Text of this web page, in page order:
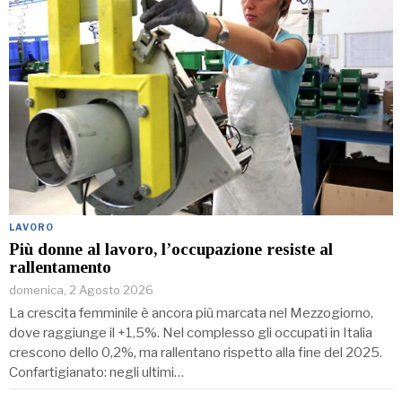
LAVORO
Più donne al lavoro, l’occupazione resiste al
rallentamento
domenica, 2 Agosto 2026
La crescita femminile è ancora più marcata nel Mezzogiorno,
dove raggiunge il +1,5%. Nel complesso gli occupati in Italia
crescono dello 0,2%, ma rallentano rispetto alla fine del 2025.
Confartigianato: negli ultimi…